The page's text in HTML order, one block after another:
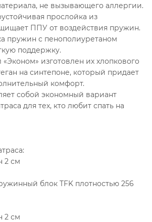
не вызывающего аллергии.
прослойка из
ППУ от воздействия пружин.
пружин с пенополиуретаном
поддержку.
изготовлен их хлопкового
на синтепоне, который придает
комфорт.
собой экономный вариант
для тех, кто любит спать на
2 см
блок TFK плотностью 256
2 см